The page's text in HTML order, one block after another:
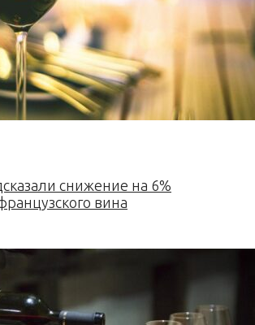
снижение на 6%
вина